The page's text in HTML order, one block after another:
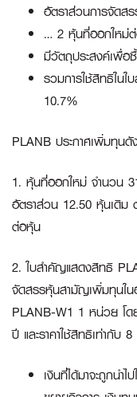
อัตราส่วนการจัดส
… 2 หุ้นที่ออกใหม่
มีวัตถุประสงค์เพื่อ
รวมการใช้สิทธิใน
10.7%
PLANB ประกาศเพิ่มทุนดั
1. หุ้นที่ออกใหม่ จำนวน
อัตราส่วน 12.50 หุ้นเดิม
ต่อหุ้น
2. ใบสำคัญแสดงสิทธิ
จัดสรรหุ้นสามัญเพิ่มทุนใ
PLANB-W1 1 หน่วย โด
ปี และราคาใช้สิทธิเท่ากับ
เงินที่ได้มาจะถูกน